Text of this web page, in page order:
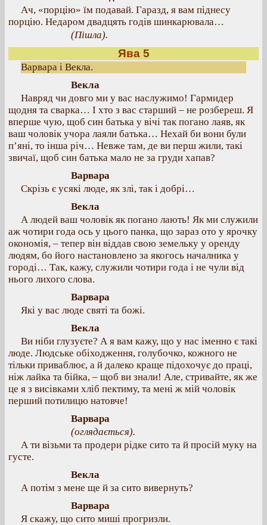
Ач, «порцію» їм подавай. Гаразд, я вам піднесу
порцію. Недаром двадцять годів шинкарювала…
(Пішла).
Ява 5
Варвара і Векла.
Векла
Навряд чи довго ми у вас наслужимо! Гармидер
щодня та сварка… І хто з вас старший – не розбереш. Я
вперше чую, щоб син батька у вічі так погано лаяв, як
ваш чоловік учора лаяли батька… Нехай би вони були
п’яні, то інша річ… Невже там, де ви перш жили, такі
звичаї, щоб син батька мало не за груди хапав?
Варвара
Скрізь є усякі люде, як злі, так і добрі…
Векла
А людей ваш чоловік як погано лають! Як ми служили
аж чотири года ось у цього панка, що зараз ото у ярочку
окономія, – тепер він віддав свою земельку у оренду
людям, бо його настановлено за якогось началника у
городі… Так, кажу, служили чотири года і не чули від
нього лихого слова.
Варвара
Які у вас люде святі та божі.
Векла
Ви ніби глузуєте? А я вам кажу, що у нас іменно є такі
люде. Людське обіходження, голубочко, кожного не
тільки приваблює, а й далеко краще підохочує до праці,
ніж лайка та бійка, – щоб ви знали! Але, стривайте, як же
це я з висівками хліб пектиму, та мені ж мій чоловік
перший потилицю натовче!
Варвара
(оглядається).
А ти візьми та продери рідке сито та й просій муку на
густе.
Векла
А потім з мене ще й за сито вивернуть?
Варвара
Я скажу, що сито миші прогризли.